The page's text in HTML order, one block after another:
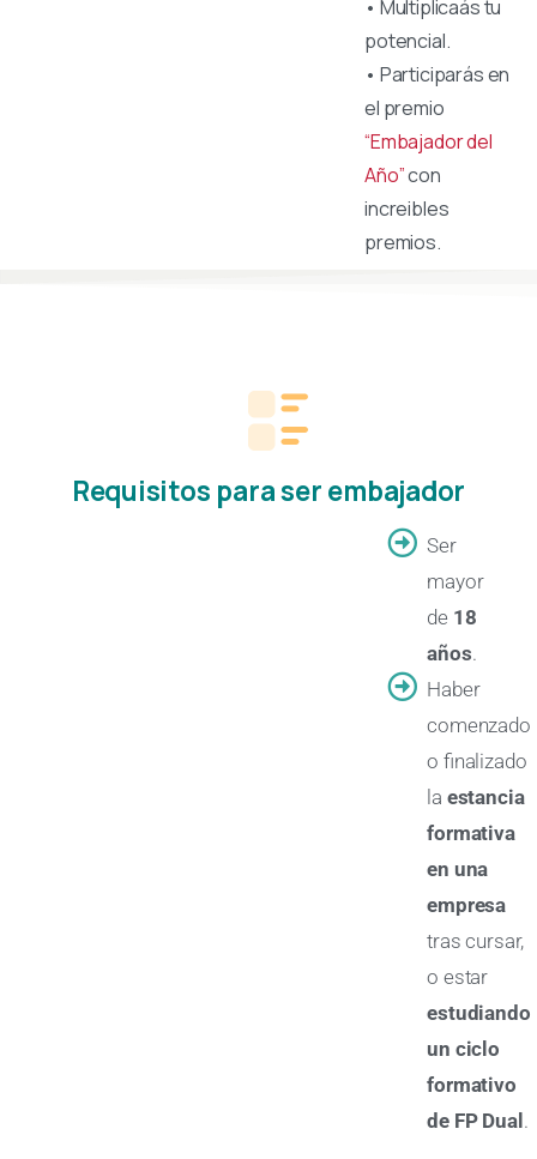
• Multiplicaás tu
potencial.
• Participarás en
el premio
“Embajador del
Año”con
increibles
premios.
Requisitos para ser embajador
Ser
mayor
de 18
años.
Haber
comenzado
o finalizado
la estancia
formativa
en una
empresa
tras cursar,
o estar
estudiando
un ciclo
formativo
de FP Dual.